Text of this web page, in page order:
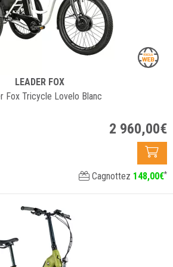
LEADER FOX
Fox Tricycle Lovelo Blanc
2 960,00€
Cagnottez 148,00€*